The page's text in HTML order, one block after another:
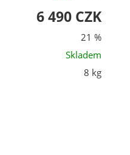
6 490 CZK
21 %
Skladem
8 kg